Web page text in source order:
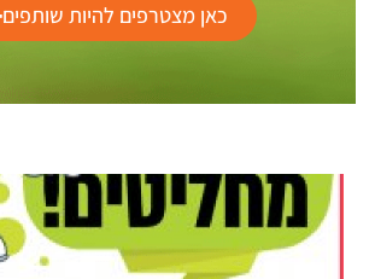
כאן מצטרפים להיות שותפים